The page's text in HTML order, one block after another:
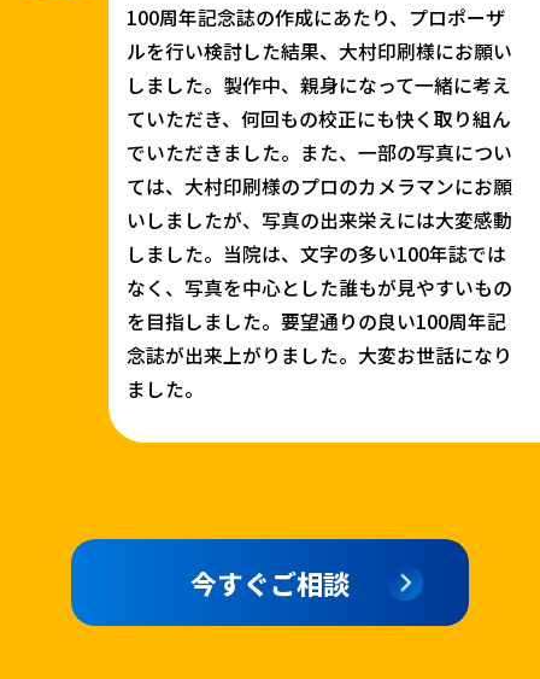
100周年記念誌の作成にあたり、プロポーザ
ルを行い検討した結果、大村印刷様にお願い
しました。製作中、親身になって一緒に考え
ていただき、何回もの校正にも快く取り組ん
でいただきました。また、一部の写真につい
ては、大村印刷様のプロのカメラマンにお願
いしましたが、写真の出来栄えには大変感動
しました。当院は、文字の多い100年誌では
なく、写真を中心とした誰もが見やすいもの
を目指しました。要望通りの良い100周年記
念誌が出来上がりました。大変お世話になり
ました。
今すぐご相談